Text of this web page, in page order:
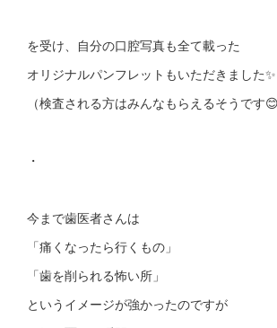
を受け、自分の口腔写真も全て載った
オリジナルパンフレットもいただきました✨
（検査される方はみんなもらえるそうです😊
・
今まで歯医者さんは
「痛くなったら行くもの」
「歯を削られる怖い所」
というイメージが強かったのですが